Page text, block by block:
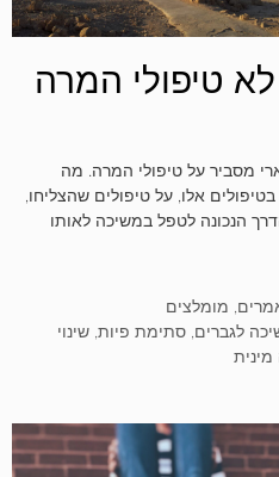
טיפולי המרה
מסביר על טיפולי המרה. מה
אלו, על טיפולים שהצליחו,
הנכונה לטפל במשיכה לאותו
מומלצים
לגברים סתימת פיות, שינוי